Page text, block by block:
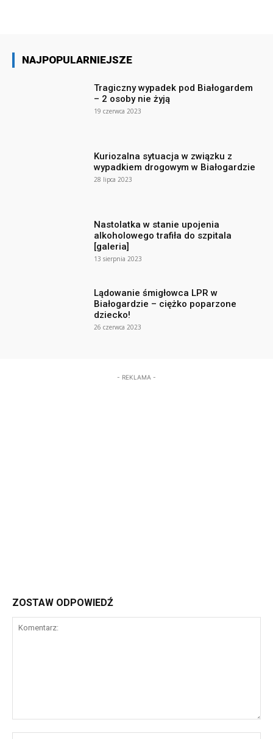
NAJPOPULARNIEJSZE
Tragiczny wypadek pod Białogardem
– 2 osoby nie żyją
19 czerwca 2023
Kuriozalna sytuacja w związku z
wypadkiem drogowym w Białogardzie
28 lipca 2023
Nastolatka w stanie upojenia
alkoholowego trafiła do szpitala
[galeria]
13 sierpnia 2023
Lądowanie śmigłowca LPR w
Białogardzie – ciężko poparzone
dziecko!
26 czerwca 2023
- REKLAMA -
ZOSTAW ODPOWIEDŹ